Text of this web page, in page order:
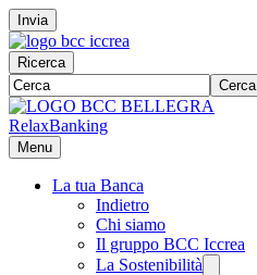
Invia
Ricerca
Cerca
RelaxBanking
Menu
La tua Banca
Indietro
Chi siamo
Il gruppo BCC Iccrea
La Sostenibilità